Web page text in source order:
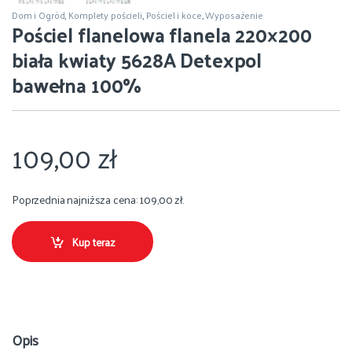
Dom i Ogród,Komplety pościeli,Pościel i koce,Wyposażenie
Pościel flanelowa flanela 220×200
biała kwiaty 5628A Detexpol
bawełna 100%
109,00zł
Poprzednia najniższa cena:109,00zł.
Kup teraz
Opis